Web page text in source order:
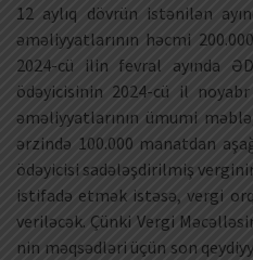
12 aylıq dövrün istənilən
əməliyyatlarının həcmi
2024-cü ilin fevral ayında
ödəyicisinin 2024-cü il
əməliyyatlarının ümumi
ərzində 100.000 manatdan
ödəyicisi sadələşdirilmiş
istifadə etmək istəsə, vergi
veriləcək. Çünki Vergi
nin məqsədləri üçün son